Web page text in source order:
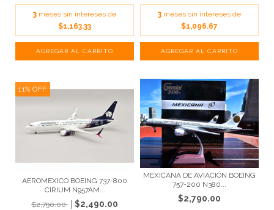
3 meses sin intereses de
$1,163.33
3 meses sin intereses de
$1,096.67
11% OFF
AEROMEXICO BOEING 737-800
CIRIUM N957AM...
$2,790.00
$2,490.00
MEXICANA DE AVIACIÓN BOEING
757-200 N380...
$2,790.00